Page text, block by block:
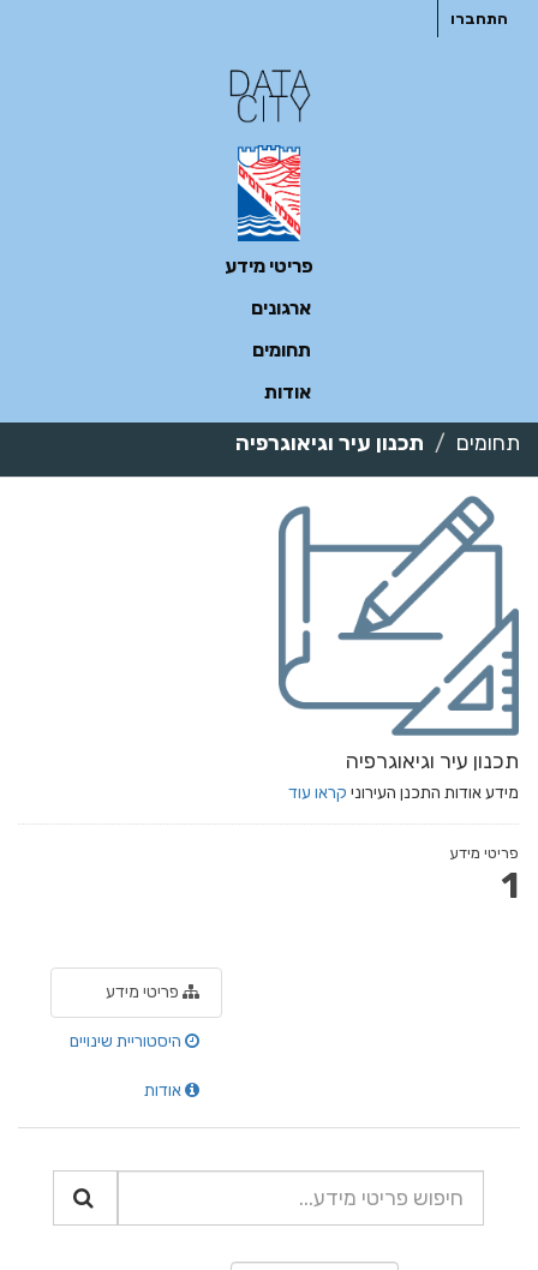
התחברו
פריטי מידע
ארגונים
תחומים
אודות
תחומים תכנון עיר וגיאוגרפיה
תכנון עיר וגיאוגרפיה
מידע אודות התכנן העירוני קראו עוד
פריטי מידע
1
פריטי מידע
היסטוריית שינויים
אודות